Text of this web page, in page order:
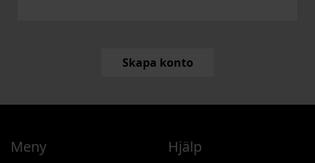
Skapa konto
Meny Hjälp